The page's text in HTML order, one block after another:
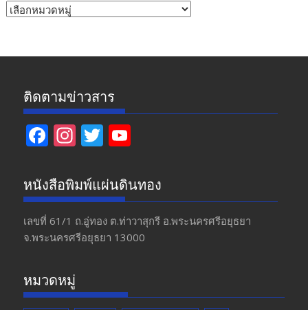
หัวข้อ
ติดตามข่าวสาร
F
e
b
o
o
In
a
gr
a
m
T
itt
er
u
T
u
b
หนังสือพิมพ์แผ่นดินทอง
เลขที่ 61/1 ถ.อู่ทอง​ ต.​ท่าวาสุกรี​ อ.พระนครศรีอยุธยา​
จ.พระนครศรีอยุธยา 13000
หมวดหมู่